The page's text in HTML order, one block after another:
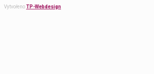
VytvořenoTP-Webdesign